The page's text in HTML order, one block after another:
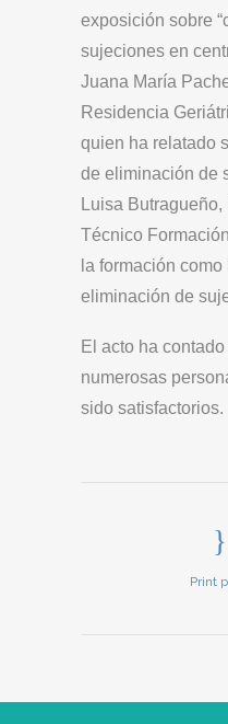
exposición sobre
sujeciones en
Juana María
Residencia
quien ha relatado
de eliminación de
Luisa
Técnico
la formación
eliminación de
El acto ha
numerosas
sido satisfactorios.
Print